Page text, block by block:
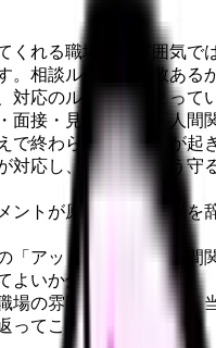
くれる職場」は雰囲気で
。相談ルートが複数ある
対応のルールが決まって
面接・見学では、「人間
で終わらせず、相談が起
対応し、相談者をどう守
ントが原因で前の職場を
「アットホーム」「人間
よいか分からない
場の雰囲気を聞いても、
ってこない